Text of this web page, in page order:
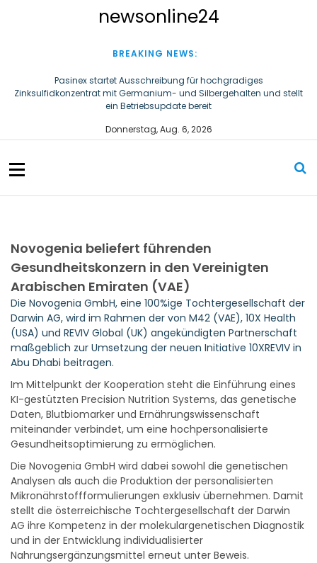
t
newsonline24
BREAKING NEWS:
Pasinex startet Ausschreibung für hochgradiges
Zinksulfidkonzentrat mit Germanium- und Silbergehalten und stellt
ein Betriebsupdate bereit
Steigende Adipositasrate zeigt strukturellen Handlungsbedarf bei
der Ernährung schulpflichtiger Kinder
Donnerstag, Aug. 6, 2026
Novogenia beliefert führenden
Gesundheitskonzern in den Vereinigten
Arabischen Emiraten (VAE)
Die Novogenia GmbH, eine 100%ige Tochtergesellschaft der
Darwin AG, wird im Rahmen der von M42 (VAE), 10X Health
(USA) und REVIV Global (UK) angekündigten Partnerschaft
maßgeblich zur Umsetzung der neuen Initiative 10XREVIV in
Abu Dhabi beitragen.
Im Mittelpunkt der Kooperation steht die Einführung eines
KI-gestützten Precision Nutrition Systems, das genetische
Daten, Blutbiomarker und Ernährungswissenschaft
miteinander verbindet, um eine hochpersonalisierte
Gesundheitsoptimierung zu ermöglichen.
Die Novogenia GmbH wird dabei sowohl die genetischen
Analysen als auch die Produktion der personalisierten
Mikronährstoffformulierungen exklusiv übernehmen. Damit
stellt die österreichische Tochtergesellschaft der Darwin
AG ihre Kompetenz in der molekulargenetischen Diagnostik
und in der Entwicklung individualisierter
Nahrungsergänzungsmittel erneut unter Beweis.